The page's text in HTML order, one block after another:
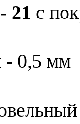
21 с
- 0,5 мм